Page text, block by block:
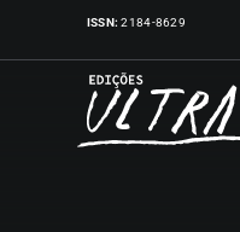
ISSN: 2184-8629